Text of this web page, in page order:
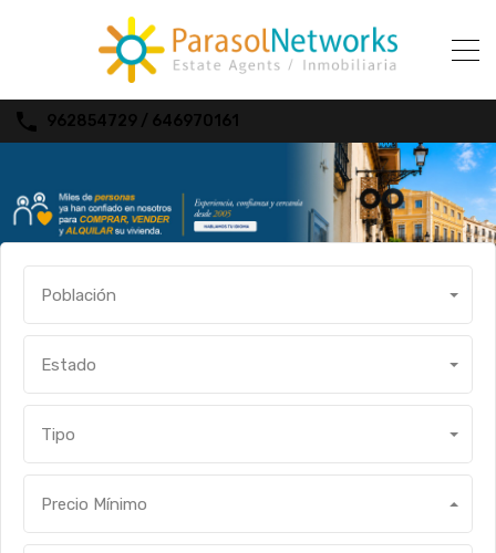
962854729 / 646970161
Población
Estado
Tipo
Precio Mínimo